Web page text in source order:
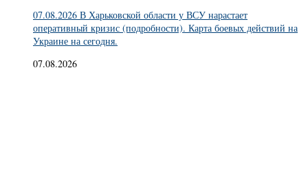
07.08.2026 В Харьковской области у ВСУ нарастает
оперативный кризис (подробности). Карта боевых действий на
Украине на сегодня.
07.08.2026